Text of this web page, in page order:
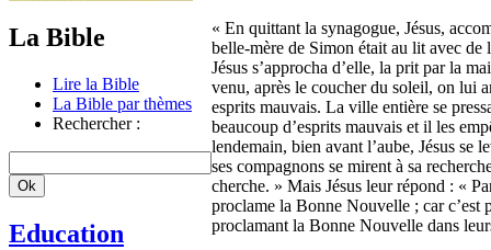
La Bible
Lire la Bible
La Bible par thèmes
Rechercher :
Education
« En quittant la synagogue, Jésus,
belle-mère de Simon était au lit avec de
Jésus s’approcha d’elle, la prit par la
venu, après le coucher du soleil, on lui
esprits mauvais. La ville entière se
beaucoup d’esprits mauvais et il les
lendemain, bien avant l’aube, Jésus se
ses compagnons se mirent à sa
cherche. » Mais Jésus leur répond : «
proclame la Bonne Nouvelle ; car
proclamant la Bonne Nouvelle dans